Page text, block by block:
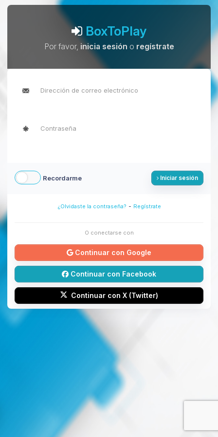
BoxToPlay
Por favor, inicia sesión o regístrate
Recordarme Iniciar sesión
¿Olvidaste la contraseña? - Regístrate
O conectarse con
Continuar con Google
Continuar con Facebook
Continuar con X (Twitter)